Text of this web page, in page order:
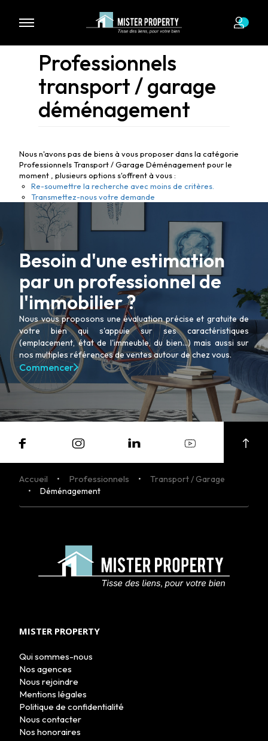
LE GROUPE
CONTACT
Professionnels
transport / garage
déménagement
Nous n'avons pas de biens à vous proposer dans la catégorie
Professionnels Transport / Garage Déménagement pour le
moment , plusieurs options s'offrent à vous :
Re-soumettre la recherche avec moins de critères.
Transmettez-nous votre demande
Besoin d'une estimation
par un professionnel de
l'immobilier ?
Nous vous proposons une évaluation précise et gratuite de
votre bien qui s'appuie sur ses caractéristiques
(emplacement, état de l'immeuble, du bien...) mais aussi sur
nos multiples références de ventes autour de chez vous.
Commencer
Accueil Professionnels
Transport / Garage
Déménagement
MISTER PROPERTY
Qui sommes-nous
Nos agences
Nous rejoindre
Mentions légales
Politique de confidentialité
Nous contacter
Nos honoraires